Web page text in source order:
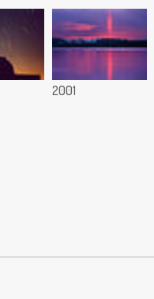
2001